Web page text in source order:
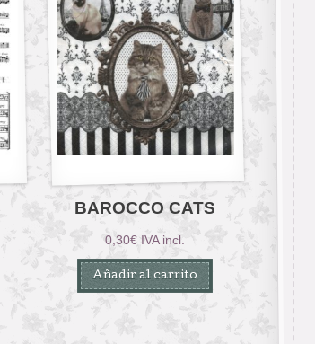
BAROCCO CATS
0,30€ IVA incl.
Añadir al carrito